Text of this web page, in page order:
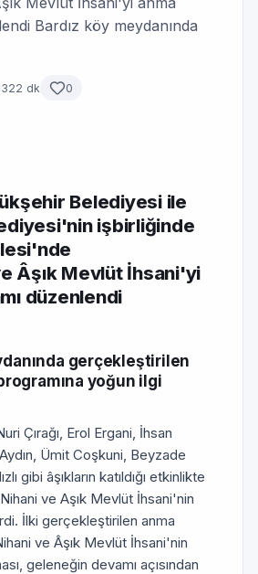
Bardız köy meydanında
2 dk 0
Belediyesi ile
işbirliğinde
Âşık Mevlüt İhsani'yi
düzenlendi
gerçekleştirilen
yoğun ilgi
Çırağı, Erol Ergani, İhsan
Ümit Coşkuni, Beyzade
gibi âşıkların katıldığı etkinlikte
ve Aşık Mevlüt İhsani'nin
İlki gerçekleştirilen anma
ve Âşık Mevlüt İhsani'nin
geleneğin devamı açısından